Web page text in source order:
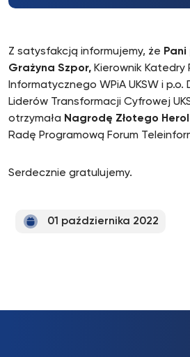
Z satysfakcją informujemy, że
Grażyna Szpor, Kierownik Katedry
Informatycznego WPiA UKSW i
Liderów Transformacji Cyfrowej
otrzymała Nagrodę Złotego
Radę Programową Forum
Serdecznie gratulujemy.
01 października 2022